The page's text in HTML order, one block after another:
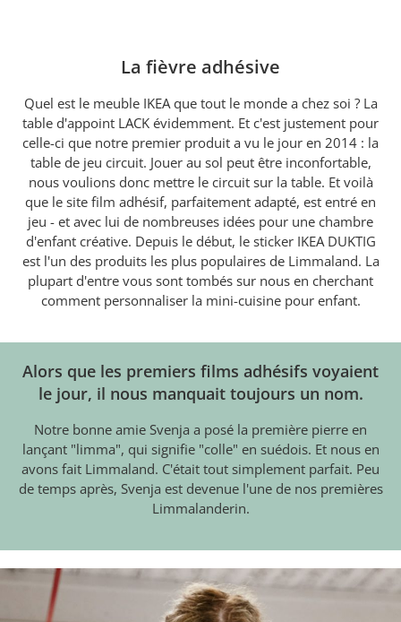
La fièvre adhésive
Quel est le meuble IKEA que tout le monde a chez soi ? La
table d'appoint LACK évidemment. Et c'est justement pour
celle-ci que notre premier produit a vu le jour en 2014 : la
table de jeu circuit. Jouer au sol peut être inconfortable,
nous voulions donc mettre le circuit sur la table. Et voilà
que le site film adhésif, parfaitement adapté, est entré en
jeu - et avec lui de nombreuses idées pour une chambre
d'enfant créative. Depuis le début, le sticker IKEA DUKTIG
est l'un des produits les plus populaires de Limmaland. La
plupart d'entre vous sont tombés sur nous en cherchant
comment personnaliser la mini-cuisine pour enfant.
Alors que les premiers films adhésifs voyaient
le jour, il nous manquait toujours un nom.
Notre bonne amie Svenja a posé la première pierre en
lançant "limma", qui signifie "colle" en suédois. Et nous en
avons fait Limmaland. C'était tout simplement parfait. Peu
de temps après, Svenja est devenue l'une de nos premières
Limmalanderin.